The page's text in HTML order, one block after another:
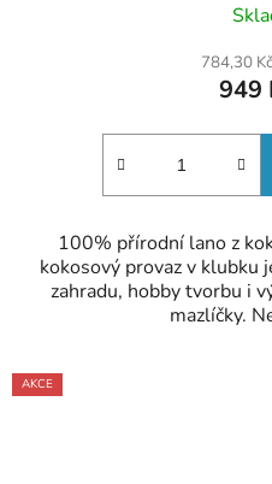
784,30
949
100% přírodní lano z
kokosový provaz v klubku
zahradu, hobby tvorbu i
mazlíčky.
AKCE